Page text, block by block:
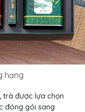
hạng
được lựa chọn
đóng gói sang